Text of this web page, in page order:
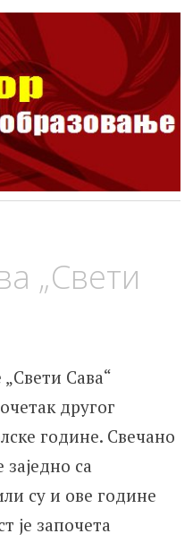
Бор
средње образовање
„Свети
Сава“
другог
године. Свечано
са
су и ове године
је започета